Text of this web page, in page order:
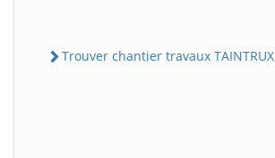
Trouver chantier travaux TAINTRUX